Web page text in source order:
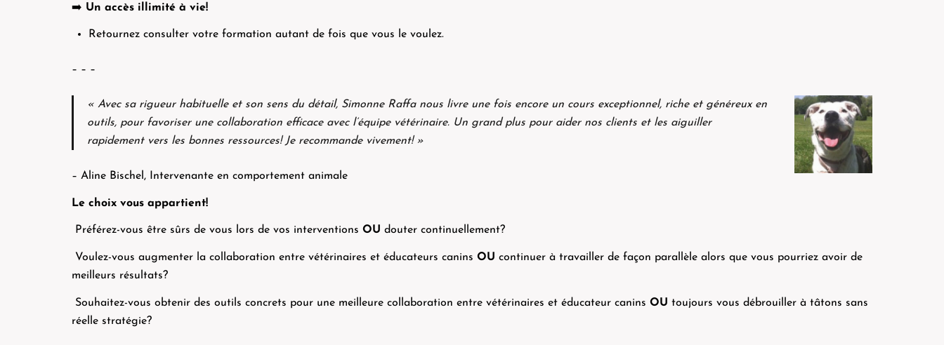
➡️ Un accès illimité à vie!
Retournez consulter votre formation autant de fois que vous le voulez.
– – –
« Avec sa rigueur habituelle et son sens du détail, Simonne Raffa nous livre une fois encore un cours exceptionnel, riche et généreux en
outils, pour favoriser une collaboration efficace avec l’équipe vétérinaire. Un grand plus pour aider nos clients et les aiguiller
rapidement vers les bonnes ressources! Je recommande vivement! »
– Aline Bischel, Intervenante en comportement animale
Le choix vous appartient!
Préférez-vous être sûrs de vous lors de vos interventions OU douter continuellement?
Voulez-vous augmenter la collaboration entre vétérinaires et éducateurs canins OU continuer à travailler de façon parallèle alors que vous pourriez avoir de
meilleurs résultats?
Souhaitez-vous obtenir des outils concrets pour une meilleure collaboration entre vétérinaires et éducateur canins OU toujours vous débrouiller à tâtons sans
réelle stratégie?